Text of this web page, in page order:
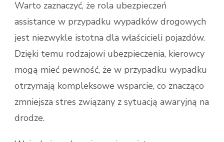
Warto zaznaczyć, że rola ubezpieczeń
assistance w przypadku wypadków drogowych
jest niezwykle istotna dla właścicieli pojazdów.
Dzięki temu rodzajowi ubezpieczenia, kierowcy
mogą mieć pewność, że w przypadku wypadku
otrzymają kompleksowe wsparcie, co znacząco
zmniejsza stres związany z sytuacją awaryjną na
drodze.